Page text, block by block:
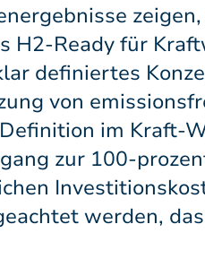
H2-Ready für
definiertes
von
im Kraft-
zur 100-
werden,